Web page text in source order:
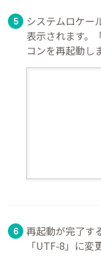
システムロケー
表示されます。
コンを再起動し
再起動が完了す
「UTF-8」に変